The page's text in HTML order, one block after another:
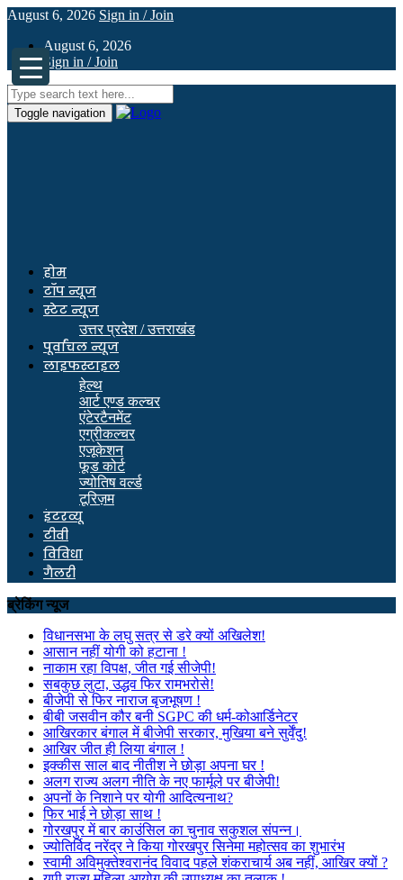
August 6, 2026 Sign in / Join
August 6, 2026
Sign in / Join
Toggle navigation
होम
टॉप न्यूज
स्टेट न्यूज
उत्तर प्रदेश / उत्तराखंड
पूर्वांचल न्यूज
लाइफस्टाइल
हेल्थ
आर्ट एण्ड कल्चर
एंटेरटैनमेंट
एग्रीकल्चर
एजूकेशन
फूड कोर्ट
ज्योतिष वर्ल्ड
टूरिज़म
इंटरव्यू
टीवी
विविधा
गैलरी
ब्रेकिंग न्यूज
विधानसभा के लघु सत्र से डरे क्यों अखिलेश!
आसान नहीं योगी को हटाना !
नाकाम रहा विपक्ष, जीत गई सीजेपी!
सबकुछ लुटा, उद्धव फिर रामभरोसे!
बीजेपी से फिर नाराज बृजभूषण !
बीबी जसवीन कौर बनी SGPC की धर्म-कोआर्डिनेटर
आखिरकार बंगाल में बीजेपी सरकार, मुखिया बने सुर्वेंदु!
आखिर जीत ही लिया बंगाल !
इक्कीस साल बाद नीतीश ने छोड़ा अपना घर !
अलग राज्य अलग नीति के नए फार्मूले पर बीजेपी!
अपनों के निशाने पर योगी आदित्यनाथ?
फिर भाई ने छोड़ा साथ !
गोरखपुर में बार काउंसिल का चुनाव सकुशल संपन्न।
ज्योतिर्विद नरेंद्र ने किया गोरखपुर सिनेमा महोत्सव का शुभारंभ
स्वामी अविमुक्तेश्वरानंद विवाद पहले शंकराचार्य अब नहीं, आखिर क्यों ?